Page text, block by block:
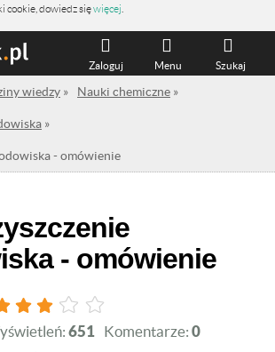
cookie, dowiedz sięwięcej
Szukaj
Menu
Zaloguj
wiedzy » Nauki chemiczne »
»
- omówienie
- omówienie
651 Komentarze: 0